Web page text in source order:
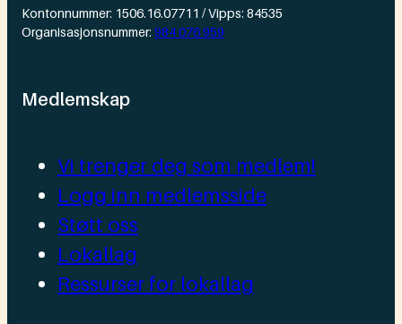
Kontonnummer: 1506.16.07711 / Vipps: 84535
Organisasjonsnummer: 984 076 959
Medlemskap
Vi trenger deg som medlem!
Logg inn medlemsside
Støtt oss
Lokallag
Ressurser for lokallag